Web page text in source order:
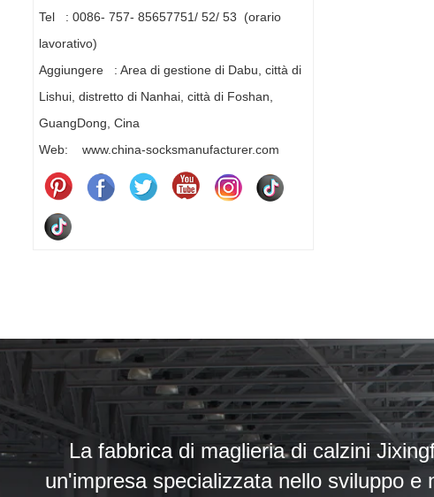
Tel : 0086- 757- 85657751/ 52/ 53 (orario
lavorativo)
Aggiungere : Area di gestione di Dabu, città di
Lishui, distretto di Nanhai, città di Foshan,
GuangDong, Cina
Web: www.china-socksmanufacturer.com
La fabbrica di maglieria di calzini
un'impresa specializzata nello sviluppo